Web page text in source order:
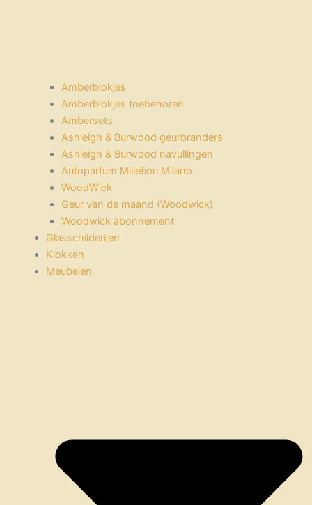
Amberblokjes
Amberblokjes toebehoren
Ambersets
Ashleigh & Burwood geurbranders
Ashleigh & Burwood navullingen
Autoparfum Millefiori Milano
WoodWick
Geur van de maand (Woodwick)
Woodwick abonnement
Glasschilderijen
Klokken
Meubelen